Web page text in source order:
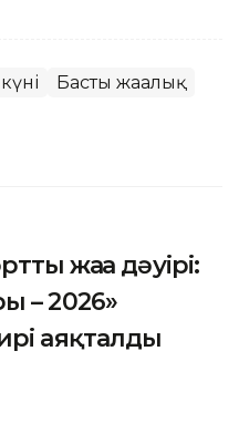
Басты жаңалық
жаңа дәуірі:
– 2026»
аяқталды